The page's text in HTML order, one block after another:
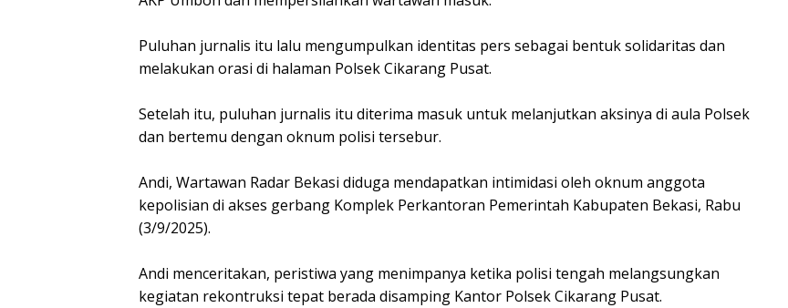
‎Puluhan jurnalis itu lalu mengumpulkan identitas pers sebagai bentuk solidaritas dan
melakukan orasi di halaman Polsek Cikarang Pusat.
‎Setelah itu, puluhan jurnalis itu diterima masuk untuk melanjutkan aksinya di aula Polsek
dan bertemu dengan oknum polisi tersebur.
‎Andi, Wartawan Radar Bekasi diduga mendapatkan intimidasi oleh oknum anggota
kepolisian di akses gerbang Komplek Perkantoran Pemerintah Kabupaten Bekasi, Rabu
(3/9/2025).
‎Andi menceritakan, peristiwa yang menimpanya ketika polisi tengah melangsungkan
kegiatan rekontruksi tepat berada disamping Kantor Polsek Cikarang Pusat.